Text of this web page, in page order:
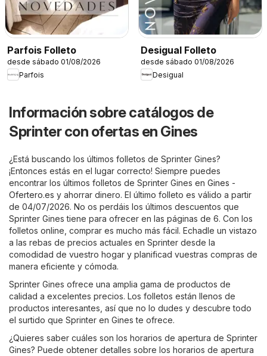
Parfois Folleto
desde sábado 01/08/2026
Parfois
Desigual Folleto
desde sábado 01/08/2026
Desigual
Información sobre catálogos de
Sprinter con ofertas en Gines
¿Está buscando los últimos folletos de Sprinter Gines?
¡Entonces estás en el lugar correcto! Siempre puedes
encontrar los últimos folletos de Sprinter Gines en Gines -
Ofertero.es y ahorrar dinero. El último folleto es válido a partir
de 04/07/2026. No os perdáis los últimos descuentos que
Sprinter Gines tiene para ofrecer en las páginas de 6. Con los
folletos online, comprar es mucho más fácil. Echadle un vistazo
a las rebas de precios actuales en Sprinter desde la
comodidad de vuestro hogar y planificad vuestras compras de
manera eficiente y cómoda.
Sprinter Gines ofrece una amplia gama de productos de
calidad a excelentes precios. Los folletos están llenos de
productos interesantes, así que no lo dudes y descubre todo
el surtido que Sprinter en Gines te ofrece.
¿Quieres saber cuáles son los horarios de apertura de Sprinter
Gines? Puede obtener detalles sobre los horarios de apertura